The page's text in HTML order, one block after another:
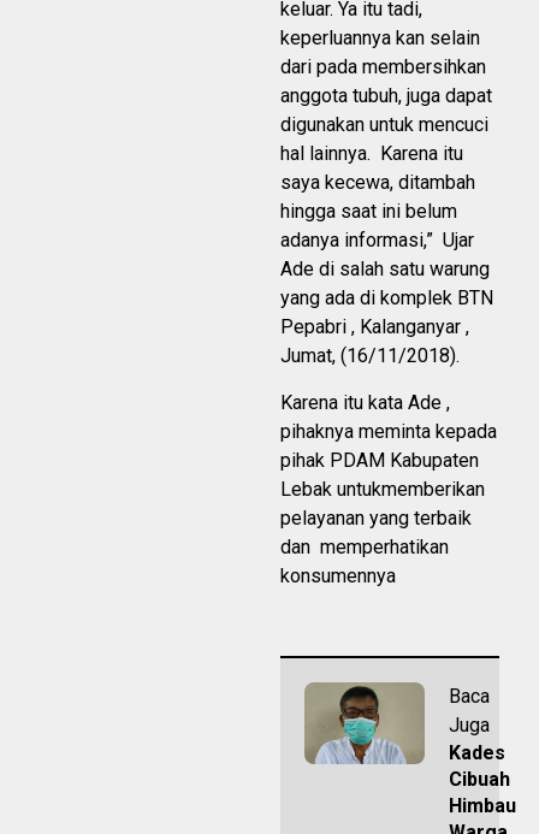
keluar. Ya itu tadi,
keperluannya kan selain
dari pada membersihkan
anggota tubuh, juga dapat
digunakan untuk mencuci
hal lainnya. Karena itu
saya kecewa, ditambah
hingga saat ini belum
adanya informasi,” Ujar
Ade di salah satu warung
yang ada di komplek BTN
Pepabri , Kalanganyar ,
Jumat, (16/11/2018).
Karena itu kata Ade ,
pihaknya meminta kepada
pihak PDAM Kabupaten
Lebak untukmemberikan
pelayanan yang terbaik
dan memperhatikan
konsumennya
Baca
Juga
Kades
Cibuah
Himbau